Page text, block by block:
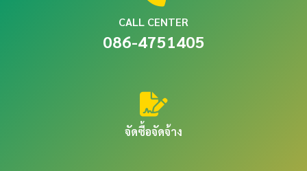
CALL CENTER
086-4751405
จัดซื้อจัดจ้าง